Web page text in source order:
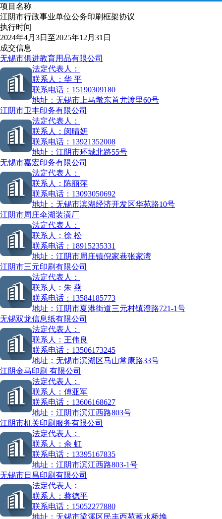
项目名称
江阴市行政事业单位公务印刷框架协议
执行时间
2024年4月3日至2025年12月31日
成交信息
无锡市俱进教育用品有限公司
法定代表人：
联系人： 华 平
联系电话： 15190309180
地址： 无锡市上马墩东首尤渡里60号
江阴市卫丰印务有限公司
法定代表人：
联系人： 闵晴妍
联系电话： 13921352008
地址： 江阴市环城北路55号
无锡市嘉宏印务有限公司
法定代表人：
联系人： 陈丽萍
联系电话： 13093050692
地址： 无锡市滨湖经济开发区华苑路10号
江阴市周庄伞湖装潢厂
法定代表人：
联系人： 徐 松
联系电话： 18915235331
地址： 江阴市周庄镇倪家巷张家湾
江阴市三元印刷有限公司
法定代表人：
联系人： 朱 燕
联系电话： 13584185773
地址： 江阴市夏港街道三元村镇澄路721-1号
无锡双龙信息纸有限公司
法定代表人：
联系人： 王伟良
联系电话： 13506173245
地址： 无锡市滨湖区马山常康路33号
江阴金马印刷 有限公司
法定代表人：
联系人： 傅亚军
联系电话： 13606168627
地址： 江阴市滨江西路803号
江阴市机关印刷服务有限公司
法定代表人：
联系人： 余 虹
联系电话： 13395167835
地址： 江阴市滨江西路803-1号
无锡市日昌印刷有限公司
法定代表人：
联系人： 蔡德平
联系电话： 15052277880
地址： 无锡市梁溪区民丰西苑蓄水桥堍